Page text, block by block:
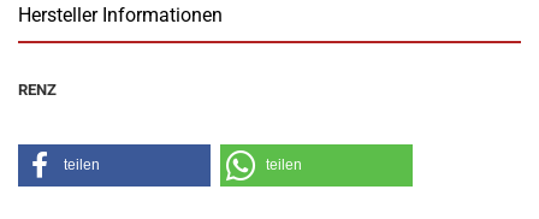
Hersteller Informationen
RENZ
teilen teilen